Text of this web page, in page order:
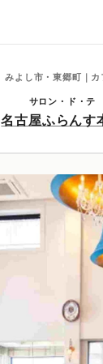
みよし市・東郷町｜カ
サロン・ド・テ
名古屋ふらんす